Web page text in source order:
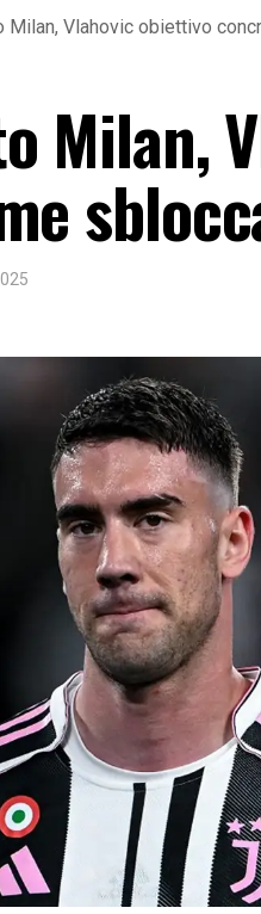
Milan, Vlahovic obiettivo
Milan,